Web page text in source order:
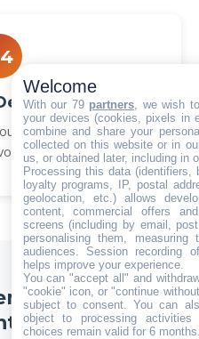
par une garantie
tranquillité.
— Couvreur
Welcome
With our 79 partners, we wish
your devices (cookies, pixels in
combine and share your
collected on this website or in
us, or obtained later, including in
Processing this data (identifiers,
loyalty programs, IP, postal
geolocation, etc.) allows
content, commercial offers
screens (including by email,
personalising them, measuring
audiences. Session recording
helps improve your experience.
You can "accept all" and
"cookie" icon, or "continue
subject to consent. You can
object to processing
choices remain valid for 6